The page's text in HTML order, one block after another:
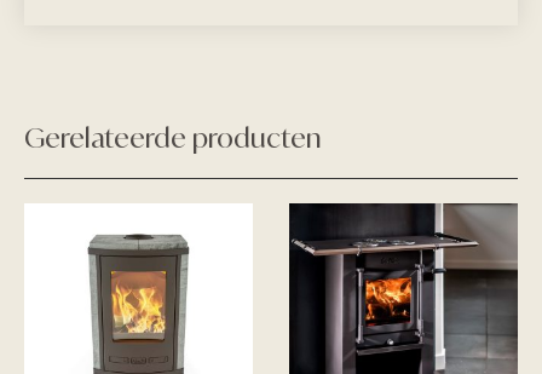
Gerelateerde producten